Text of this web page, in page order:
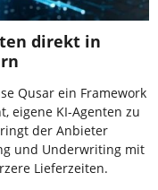
direkt in
Qusar ein Framework
eigene KI-Agenten zu
der Anbieter
und Underwriting mit
Lieferzeiten.